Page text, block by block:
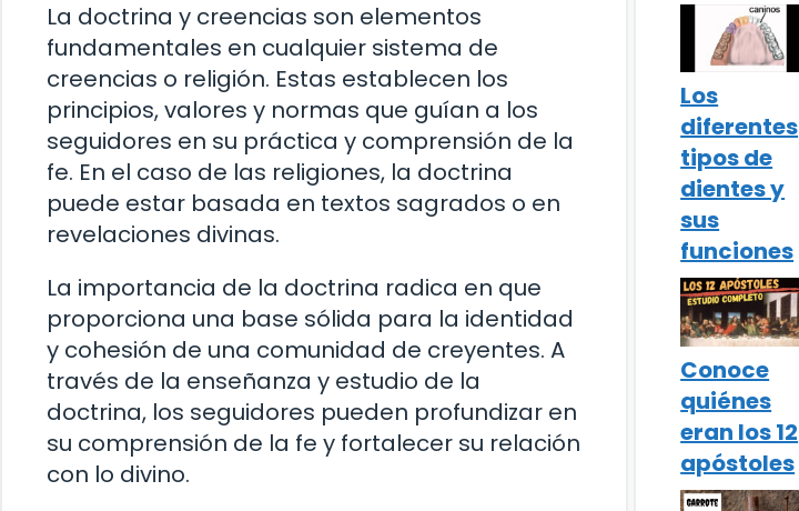
La doctrina y creencias son elementos
fundamentales en cualquier sistema de
creencias o religión. Estas establecen los
principios, valores y normas que guían a los
seguidores en su práctica y comprensión de la
fe. En el caso de las religiones, la doctrina
puede estar basada en textos sagrados o en
revelaciones divinas.
La importancia de la doctrina radica en que
proporciona una base sólida para la identidad
y cohesión de una comunidad de creyentes. A
través de la enseñanza y estudio de la
doctrina, los seguidores pueden profundizar en
su comprensión de la fe y fortalecer su relación
con lo divino.
Los
diferentes
tipos de
dientes y
sus
funciones
Conoce
quiénes
eran los 12
apóstoles